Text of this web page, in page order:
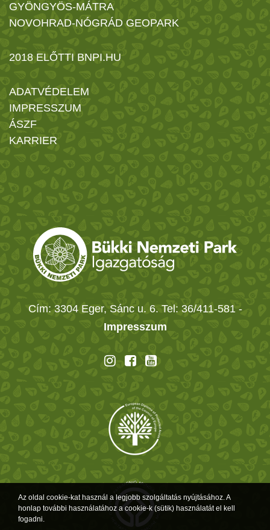
GYÖNGYÖS-MÁTRA
NOVOHRAD-NÓGRÁD GEOPARK
2018 ELŐTTI BNPI.HU
ADATVÉDELEM
IMPRESSZUM
ÁSZF
KARRIER
Cím: 3304 Eger, Sánc u. 6. Tel: 36/411-581 -
Impresszum
Az oldal cookie-kat használ a legjobb szolgáltatás nyújtásához. A
honlap további használatához a cookie-k (sütik) használatát el kell
fogadni.